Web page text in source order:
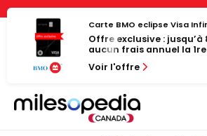
Panneau de gestion des cookies
Passer
contenu
Carte BMO eclipse Visa
Offre exclusive :
aucun frais annuel la
Voir l'offre